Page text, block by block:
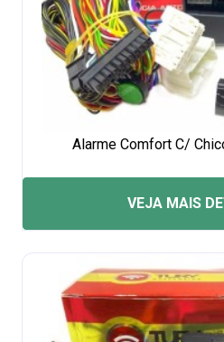
Alarme Comfort C/
VEJA MAIS